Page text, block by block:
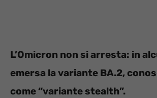
L’Omicron non si arresta: in
emersa la variante BA.2,
come “variante stealth”.